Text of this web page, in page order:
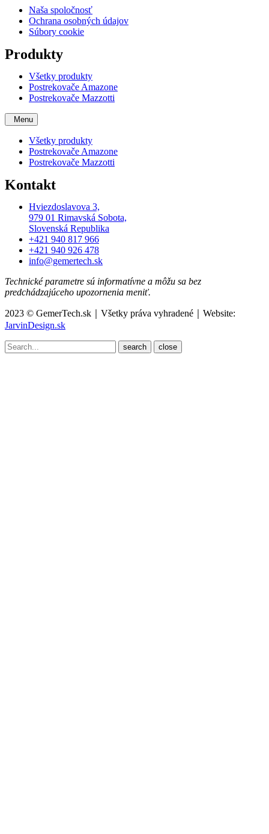
Naša spoločnosť
Ochrana osobných údajov
Súbory cookie
Produkty
Všetky produkty
Postrekovače Amazone
Postrekovače Mazzotti
Menu
Všetky produkty
Postrekovače Amazone
Postrekovače Mazzotti
Kontakt
Hviezdoslavova 3,
979 01 Rimavská Sobota,
Slovenská Republika
+421 940 817 966
+421 940 926 478
info@gemertech.sk
Technické parametre sú informatívne a môžu sa bez
predchádzajúceho upozornenia meniť.
2023 © GemerTech.sk｜Všetky práva vyhradené｜Website:
JarvinDesign.sk
close